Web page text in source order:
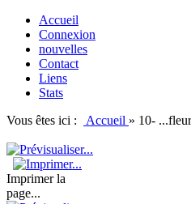
Accueil
Connexion
nouvelles
Contact
Liens
Stats
Vous êtes ici :
Accueil » 10-
Imprimer la
page...